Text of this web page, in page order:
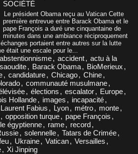
SOCIÉTÉ
Le président Obama reçu au Vatican Cette
première entrevue entre Barack Obama et le
pape François a duré une cinquantaine de
minutes dans une ambiance réciproquement
portaient entre autres sur la lutte
était une escale pour le...
abstentionnisme, accident, actu à la
, Barack Obama, BioMerieux ,
, candidature, Chicago, Chine,
, communauté musulmane,
, élections , escalator, Europe,
Hollande, images , incapacité,
Laurent Fabius , Lyon, métro, monte,
, opposition turque, pape François ,
égyptienne, rame, record,
, solennelle, Tatars de Crimée,
, Ukraine, Vatican, Versailles ,
, Xi Jinping